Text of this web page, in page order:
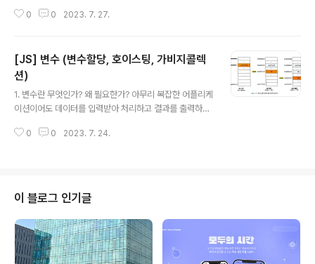
참조하는 것은 가독..
는 기분이었다. 1. 타입 변환이란? 자바스크립트의 모든 값
발자가 의도적으로 값의 타입을 변환하는 것 암묵적 타입
변환(타입 강제 변환) : 표현식을 평가하는 도중에 자바스
크립트 엔진에 의해 암묵적으로 타입이 자동 변환되는 것 v
ar x = 10; var str = x.toString(); // 명시적 타입변환 c
x + ''; /..
0 0 2023. 7. 27.
[JS] 변수 (변수할당, 호이스팅, 가비지콜렉
션)
1. 변수란 무엇인가? 왜 필요한가? 아무리 복잡한 어플리케
이션이어도 데이터를 입력받아 처리하고 결과를 출력하는
리하기 위한 핵심 개념이다. 10+20 다음을 계싼하려면 1
하기 위해 숫자 10과 20을 두뇌에 기억한다. 그리고 10과
20을 더한 결과인 30도 두뇌에 기억한다. 자바스크립트
엔진도 사람과 유사하게 코드를 실행한다. 자바스크립트
엔진이 위 코드를 계산하려면 먼저 10, 20, +라는 기호(리
터럴과 연산자)의 의미를 알고 있어야 하며, 10 + 20이라
0 0 2023. 7. 24.
이 블로그 인기글